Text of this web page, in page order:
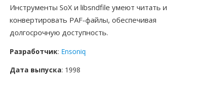
Инструменты SoX и libsndfile умеют читать и
конвертировать PAF-файлы, обеспечивая
долгосрочную доступность.
Разработчик: Ensoniq
Дата выпуска: 1998